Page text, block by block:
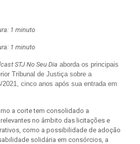
1 minuto
1 minuto
STJ No Seu Dia aborda os principais
Tribunal de Justiça sobre a
cinco anos após sua entrada em
a corte tem consolidado a
no âmbito das licitações e
como a possibilidade de adoção
solidária em consórcios, a